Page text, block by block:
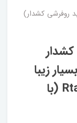
روفرشی کشدار)
زیبا
با تنوع سایز کامل کد Rta659 (با